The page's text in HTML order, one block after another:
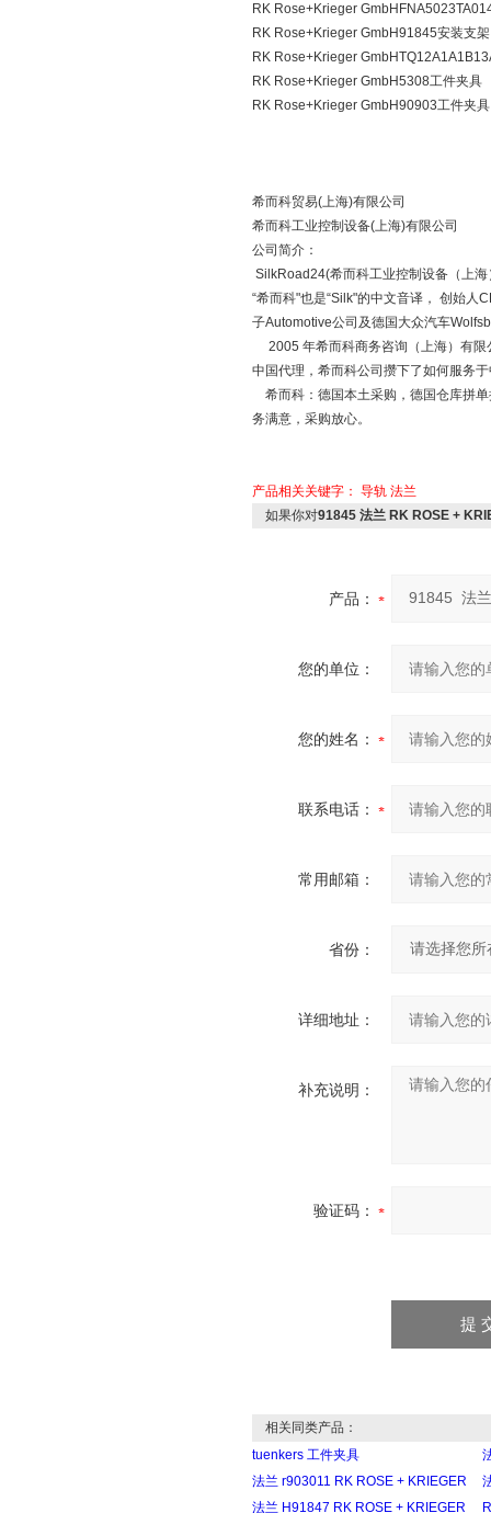
RK Rose+Krieger
RK Rose+Krieger GmbH91845安装支架
RK Rose+Krieger
RK Rose+Krieger GmbH5308工件夹具
RK Rose+Krieger GmbH90903工件夹具
希而科贸易(上海)有限公司
希而科工业控制设备(上海)有限公司
公司简介：
SilkRoad24(希而科工业控制设备（上
“希而科"也是“Silk"的中文音译， 创始
子Automotive公司及德国大众汽车
2005 年希而科商务咨询（上海）有限
中国代理，希而科公司攒下了如何服务
希而科：德国本土采购，德国仓库拼
务满意，采购放心。
产品相关关键字： 导轨 法兰
如果你对91845 法兰 RK ROSE +
产品：
您的单位：
您的姓名：
联系电话：
常用邮箱：
省份：
详细地址：
补充说明：
验证码：
相关同类产品：
tuenkers 工件夹具
法兰 r903011 RK ROSE + KRIEGER
法兰 H91847 RK ROSE + KRIEGER